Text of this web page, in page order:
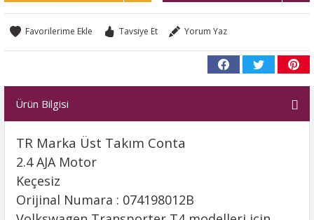
Tavsiye Et Yorum Yaz
Ürün Bilgisi
TR Marka Üst Takım Conta
2.4 AJA Motor
Keçesiz
Orijinal Numara : 074198012B